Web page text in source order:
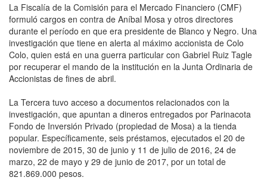
La Fiscalía de la Comisión para el Mercado Financiero (CMF)
formuló cargos en contra de Aníbal Mosa y otros directores
durante el período en que era presidente de Blanco y Negro. Una
investigación que tiene en alerta al máximo accionista de Colo
Colo, quien está en una guerra particular con Gabriel Ruiz Tagle
por recuperar el mando de la institución en la Junta Ordinaria de
Accionistas de fines de abril.
La Tercera tuvo acceso a documentos relacionados con la
investigación, que apuntan a dineros entregados por Parinacota
Fondo de Inversión Privado (propiedad de Mosa) a la tienda
popular. Específicamente, seis préstamos, ejecutados el 20 de
noviembre de 2015, 30 de junio y 11 de julio de 2016, 24 de
marzo, 22 de mayo y 29 de junio de 2017, por un total de
821.869.000 pesos.